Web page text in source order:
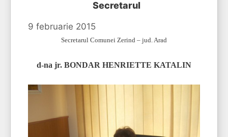
Secretarul
9 februarie 2015
Secretarul Comunei Zerind – jud. Arad
d-na jr. BONDAR HENRIETTE KATALIN